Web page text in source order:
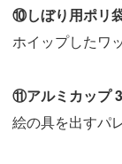
⑩しぼり用ポリ
ホイップしたワ
⑪アルミカップ
絵の具を出すパ